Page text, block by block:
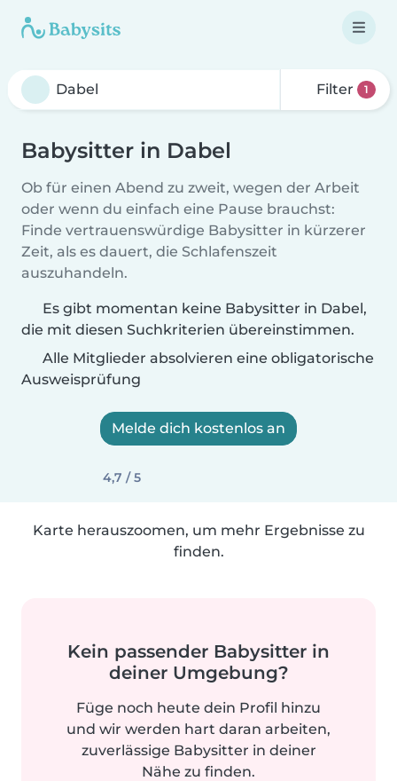
Filter 1
Babysitter in Dabel
Ob für einen Abend zu zweit, wegen der Arbeit
oder wenn du einfach eine Pause brauchst:
Finde vertrauenswürdige Babysitter in kürzerer
Zeit, als es dauert, die Schlafenszeit
auszuhandeln.
Es gibt momentan keine Babysitter in Dabel,
die mit diesen Suchkriterien übereinstimmen.
Alle Mitglieder absolvieren eine obligatorische
Ausweisprüfung
Melde dich kostenlos an
4,7 / 5
Karte herauszoomen, um mehr Ergebnisse zu
finden.
Kein passender Babysitter in
deiner Umgebung?
Füge noch heute dein Profil hinzu
und wir werden hart daran arbeiten,
zuverlässige Babysitter in deiner
Nähe zu finden.